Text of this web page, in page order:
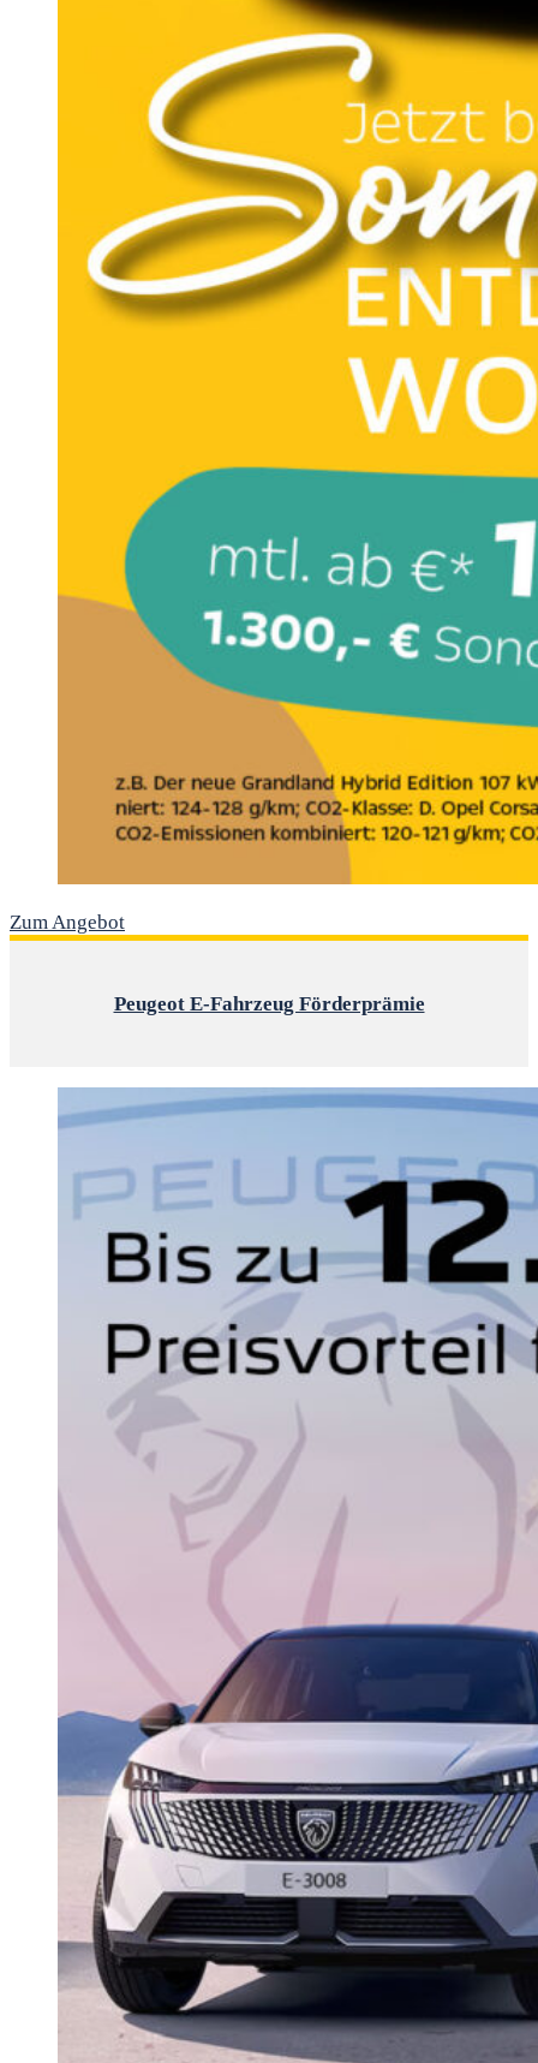
Zum Angebot
Peugeot E-Fahrzeug Förderprämie